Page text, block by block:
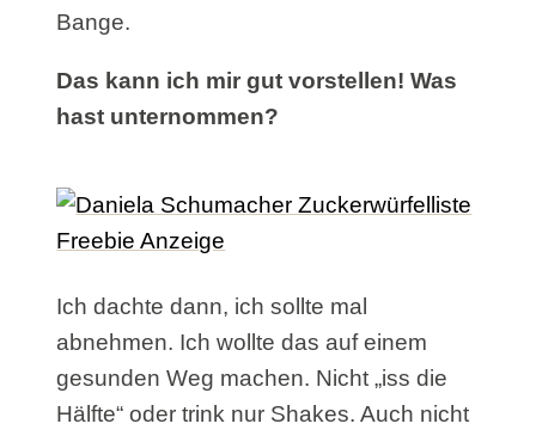
Bange.
Das kann ich mir gut vorstellen! Was
hast unternommen?
Ich dachte dann, ich sollte mal
abnehmen. Ich wollte das auf einem
gesunden Weg machen. Nicht „iss die
Hälfte“ oder trink nur Shakes. Auch nicht